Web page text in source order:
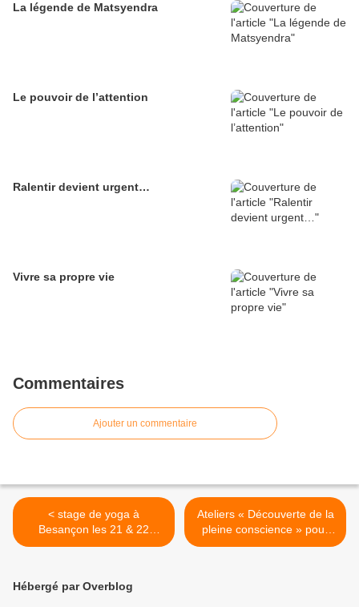
La légende de Matsyendra
Le pouvoir de l’attention
Ralentir devient urgent…
Vivre sa propre vie
Commentaires
Ajouter un commentaire
< stage de yoga à
Besançon les 21 & 22
novembre 2015
Ateliers « Découverte de la
pleine conscience » pour
les enfants >
Hébergé par Overblog